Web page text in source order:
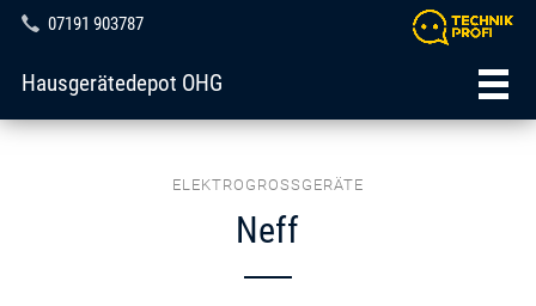
07191 903787
Hausgerätedepot OHG
ELEKTROGROSSGERÄTE
Neff